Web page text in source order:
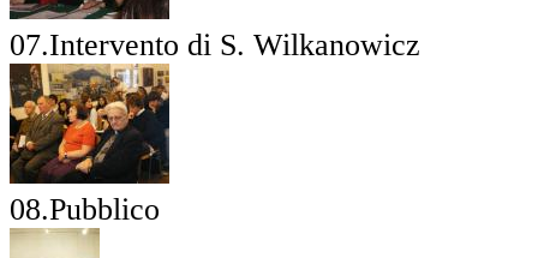
07.Intervento di S. Wilkanowicz
08.Pubblico